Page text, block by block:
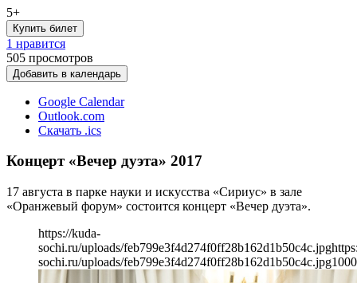
5+
Купить билет
1 нравится
505 просмотров
Добавить в календарь
Google Calendar
Outlook.com
Скачать .ics
Концерт «Вечер дуэта» 2017
17 августа в парке науки и искусства «Сириус» в зале
«Оранжевый форум» состоится концерт «Вечер дуэта».
https://kuda-
sochi.ru/uploads/feb799e3f4d274f0ff28b162d1b50c4c.jpg
sochi.ru/uploads/feb799e3f4d274f0ff28b162d1b50c4c.jpg1000